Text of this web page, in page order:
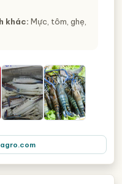
khác: Mực, tôm, ghẹ,